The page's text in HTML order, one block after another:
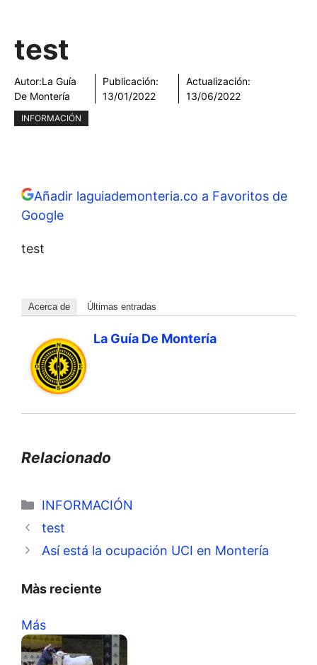
test
Autor:La Guía
De Montería
Publicación:
13/01/2022
Actualización:
13/06/2022
INFORMACIÓN
Añadir laguiademonteria.co a Favoritos de
Google
test
Acerca de Últimas entradas
La Guía De Montería
Relacionado
Categorías
INFORMACIÓN
test
Así está la ocupación UCI en Montería
Màs reciente
Más